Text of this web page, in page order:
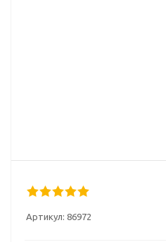
Артикул: 86972